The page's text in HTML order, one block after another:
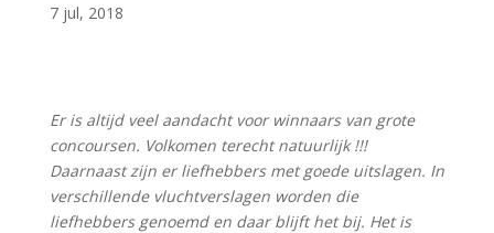
7 jul, 2018
Er is altijd veel aandacht voor winnaars van grote
concoursen. Volkomen terecht natuurlijk !!!
Daarnaast zijn er liefhebbers met goede uitslagen. In
verschillende vluchtverslagen worden die
liefhebbers genoemd en daar blijft het bij. Het is